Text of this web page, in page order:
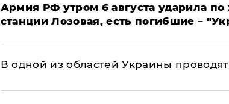
Армия РФ утром 6 августа ударила
станции Лозовая, есть погибшие –
В одной из областей Украины